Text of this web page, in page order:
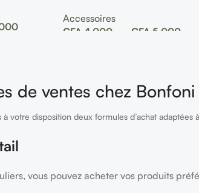
Accessoires
CFA 4.000 CFA 5.000
de ventes chez Bonfoni
votre disposition deux formules d’achat adaptées
vous pouvez acheter vos produits